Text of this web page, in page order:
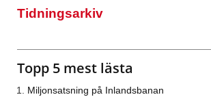
Tidningsarkiv
Topp 5 mest lästa
Miljonsatsning på Inlandsbanan